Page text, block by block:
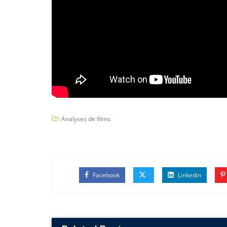
Analyses de films
Facebook Linkedin